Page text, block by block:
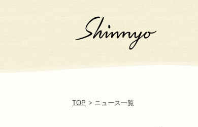
TOP ニュース一覧